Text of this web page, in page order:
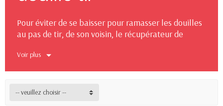
Pour éviter de se baisser pour ramasser les douilles
au pas de tir, de son voisin, le récupérateur de
baisser pour ramasser les douilles après une séance
de tir. Que ce soit pour garder votre zone de tir
Voir plus
-- veuillez choisir --